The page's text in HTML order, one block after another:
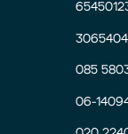
085
06-